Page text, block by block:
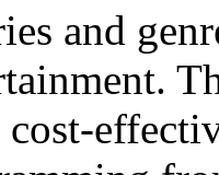
and
cost-